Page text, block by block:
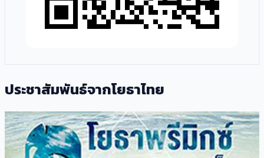
ประชาสัมพันธ์จากโยธาไทย